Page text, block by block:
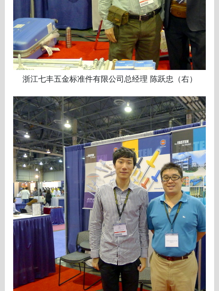
浙江七丰五金标准件有限公司总经理 陈跃忠（右）